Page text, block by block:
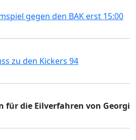
gegen den BAK erst 15:00
zu den Kickers 94
für die Eilverfahren von Georgi